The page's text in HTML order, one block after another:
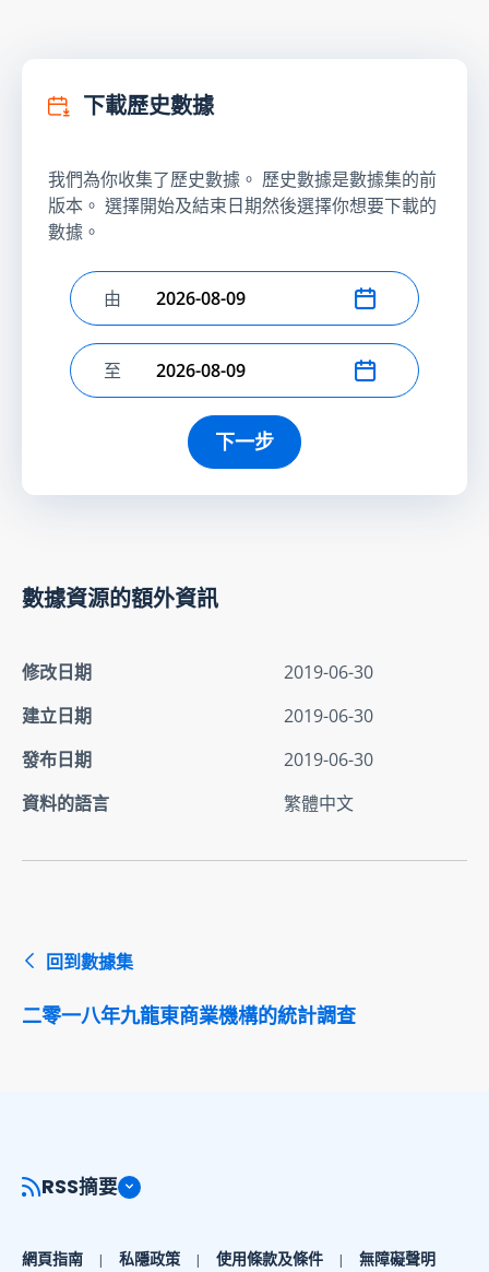
下載歷史數據
我們為你收集了歷史數據。 歷史數據是數據集的前
版本。 選擇開始及結束日期然後選擇你想要下載的
數據。
選擇開始日期
由
選擇結束日期
至
下一步
數據資源的額外資訊
修改日期
2019-06-30
建立日期
2019-06-30
發布日期
2019-06-30
資料的語言
繁體中文
回到數據集
二零一八年九龍東商業機構的統計調查
RSS摘要
網頁指南 私隱政策 使用條款及條件 無障礙聲明